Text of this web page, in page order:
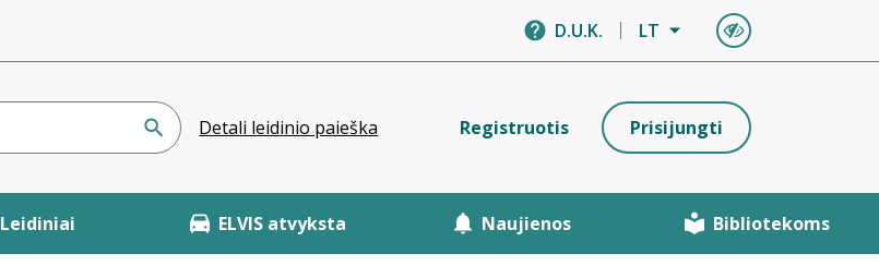
D.U.K. LT
Detali leidinio paieška Registruotis Prisijungti
Leidiniai ELVIS atvyksta Naujienos Bibliotekoms